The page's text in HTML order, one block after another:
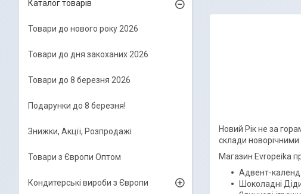
Новий Рік не за
склади новорічними
Магазин Evropeika
Адвент-
Шоколадні
Каталог товарів
Товари до нового року 2026
Товари до дня закоханих 2026
Товари до 8 березня 2026
Подарунки до 8 березня!
Знижки, Акції, Розпродажі
Товари з Європи Оптом
Кондитерські вироби з Європи